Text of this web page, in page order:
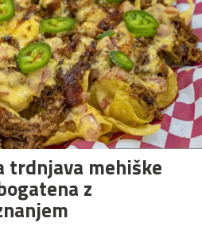
trdnjava mehiške
z